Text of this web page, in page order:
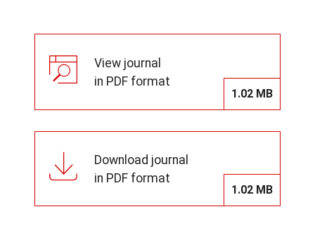
View journal
in PDF format
1.02 MB
Download journal
in PDF format
1.02 MB